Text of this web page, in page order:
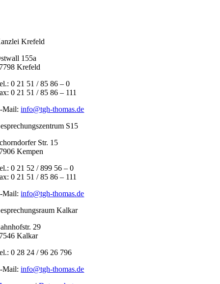
Krefeld
155a
Krefeld
0 21 51 / 85 86 – 0
0 21 51 / 85 86 – 111
Mail:info@tgh-thomas.de
S15
Str. 15
Kempen
0 21 52 / 899 56 – 0
0 21 51 / 85 86 – 111
Mail:info@tgh-thomas.de
Kalkar
29
Kalkar
0 28 24 / 96 26 796
Mail:info@tgh-thomas.de